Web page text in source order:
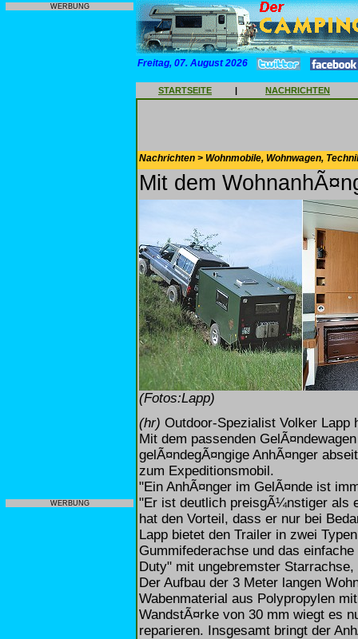
WERBUNG
WERBUNG
Freitag, 07. August 2026
STARTSEITE | NACHRICHTEN
Nachrichten > Wohnmobile, Wohnwagen,
Mit dem
(Fotos:Lapp)
(hr) Outdoor-Spezialist Volker Lapp
Mit dem passenden
gelÃ¤ndegÃ¤ngige AnhÃ¤nger
zum Expeditionsmobil.
"Ein AnhÃ¤nger im GelÃ¤nde ist
"Er ist deutlich preisgÃ¼nstiger als
hat den Vorteil, dass er nur bei
Lapp bietet den Trailer in zwei
Gummifederachse und das
Duty" mit ungebremster
Der Aufbau der 3 Meter langen
Wabenmaterial aus Polypropylen
WandstÃ¤rke von 30 mm wiegt es
reparieren. Insgesamt bringt der